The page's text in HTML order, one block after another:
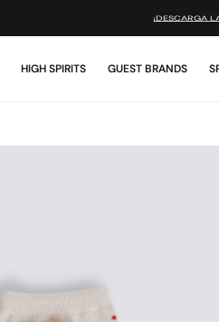
¡DESCARGA
HIGH SPIRITS GUEST BRANDS